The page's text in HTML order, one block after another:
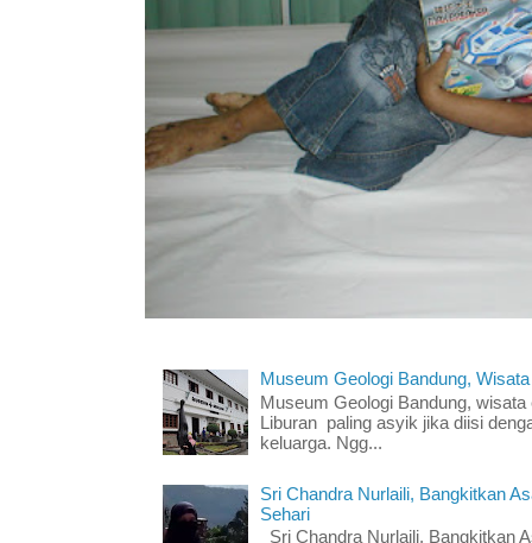
Museum Geologi Bandung,
Museum Geologi Bandung,
Liburan paling asyik jika diisi
keluarga. Ngg...
Sri Chandra Nurlaili, Bangkitkan
Sehari
Sri Chandra Nurlaili, Bangkitkan